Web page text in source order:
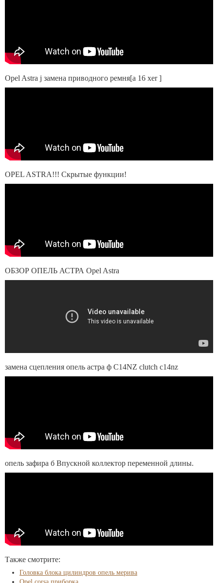
Opel Astra j замена приводного ремня[a 16 xer ]
OPEL ASTRA!!! Скрытые функции!
ОБЗОР ОПЕЛЬ АСТРА Opel Astra
замена сцепления опель астра ф C14NZ clutch c14nz
опель зафира б Впускной коллектор переменной длины.
Также смотрите:
Головка блока цилиндров опель мерива